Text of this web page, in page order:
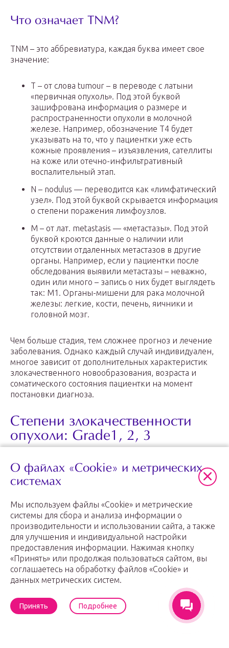
Что означает TNM?
TNM – это аббревиатура, каждая буква имеет свое
значение:
Т – от слова tumour – в переводе с латыни
«первичная опухоль». Под этой буквой
зашифрована информация о размере и
распространенности опухоли в молочной
железе. Например, обозначение Т4 будет
указывать на то, что у пациентки уже есть
кожные проявления – изъязвления, сателлиты
на коже или отечно-инфильтративный
воспалительный этап.
N – nodulus — переводится как «лимфатический
узел». Под этой буквой скрывается информация
о степени поражения лимфоузлов.
М – от лат. metastasis — «метастазы». Под этой
буквой кроются данные о наличии или
отсутствии отдаленных метастазов в другие
органы. Например, если у пациентки после
обследования выявили метастазы – неважно,
один или много – запись о них будет выглядеть
так: M1. Органы-мишени для рака молочной
железы: легкие, кости, печень, яичники и
головной мозг.
Чем больше стадия, тем сложнее прогноз и лечение
заболевания. Однако каждый случай индивидуален,
многое зависит от дополнительных характеристик
злокачественного новообразования, возраста и
соматического состояния пациентки на момент
постановки диагноза.
Степени злокачественности
опухоли: Grade1, 2, 3
развития заболевания, в заключении он описан
словами «степень дифференцировки». Низкая
степень означает, что опухоль агрессивна, быстро
растет и распространяется, высокая – наоборот,
говорит о том, что новообразование развивается
медленно, и риск его распространения ниже.
Гистологическая степень определяется на основе
взаимодействия клеток друг с другом: сколько
злокачественных, насколько они похожи на
нормальные клетки молочной железы, как они
структурируются, сколько раковых клеток находится
О файлах «Cookie» и метрических
системах
Мы используем файлы «Cookie» и метрические
системы для сбора и анализа информации о
производительности и использовании сайта, а также
для улучшения и индивидуальной настройки
предоставления информации. Нажимая кнопку
«Принять» или продолжая пользоваться сайтом, вы
соглашаетесь на обработку файлов «Cookie» и
данных метрических систем.
Принять Подробнее